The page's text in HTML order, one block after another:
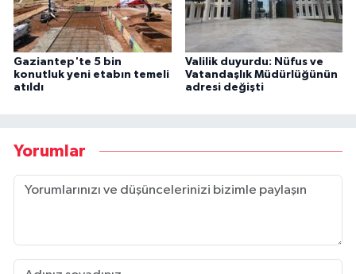
Gaziantep'te 5 bin
konutluk yeni etabın temeli
atıldı
Valilik duyurdu: Nüfus ve
Vatandaşlık Müdürlüğünün
adresi değişti
Yorumlar